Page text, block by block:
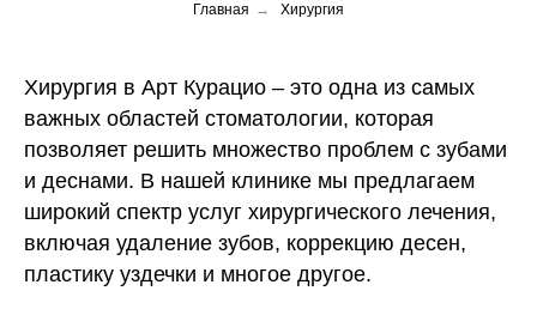
Главная → Хирургия
Хирургия в Арт Курацио – это одна из самых
важных областей стоматологии, которая
позволяет решить множество проблем с зубами
и деснами. В нашей клинике мы предлагаем
широкий спектр услуг хирургического лечения,
включая удаление зубов, коррекцию десен,
пластику уздечки и многое другое.
Запишитесь